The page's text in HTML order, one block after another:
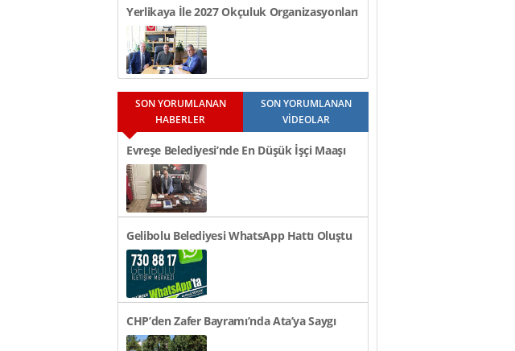
Yerlikaya İle 2027 Okçuluk Organizasyonları
Görüşüldü..
SON YORUMLANAN
HABERLER
SON YORUMLANAN
VİDEOLAR
Evreşe Belediyesi’nde En Düşük İşçi Maaşı
48 Bin TL Oldu
Gelibolu Belediyesi WhatsApp Hattı Oluştu
CHP’den Zafer Bayramı’nda Ata’ya Saygı